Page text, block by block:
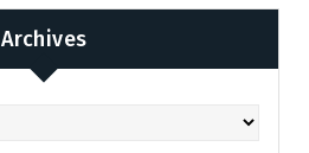
Archives